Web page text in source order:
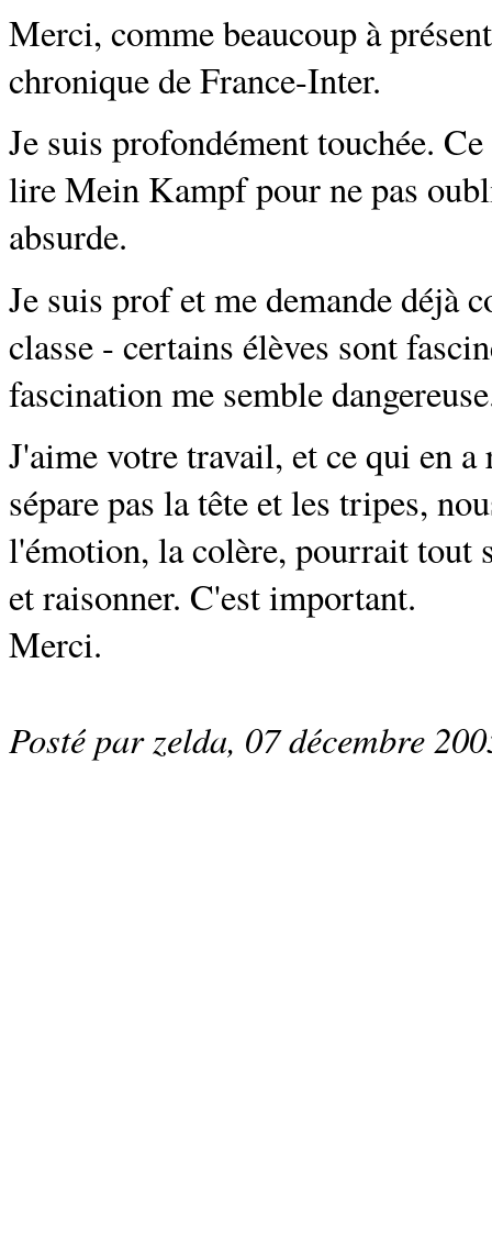
Merci, comme beaucoup à
chronique de France-Inter.
Je suis profondément touchée.
lire Mein Kampf pour ne pas
absurde.
Je suis prof et me demande déjà
classe - certains élèves sont
fascination me semble
J'aime votre travail, et ce qui en
sépare pas la tête et les tripes,
l'émotion, la colère, pourrait tout
et raisonner. C'est important.
Merci.
Posté par zelda, 07 décembre